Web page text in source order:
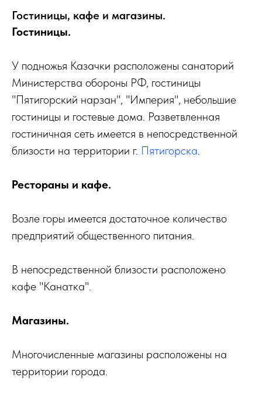
Гостиницы, кафе и магазины.
Гостиницы.
У подножья Казачки расположены санаторий
Министерства обороны РФ, гостиницы
"Пятигорский нарзан", "Империя", небольшие
гостиницы и гостевые дома. Разветвленная
гостиничная сеть имеется в непосредственной
близости на территории г. Пятигорска.
Рестораны и кафе.
Возле горы имеется достаточное количество
предприятий общественного питания.
В непосредственной близости расположено
кафе "Канатка".
Магазины.
Многочисленные магазины расположены на
территории города.